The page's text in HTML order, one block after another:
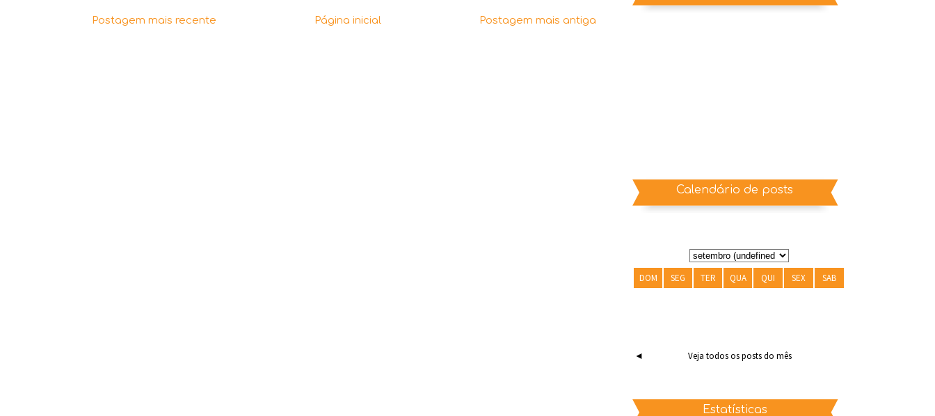
Postagem mais recente Postagem mais antiga
Página inicial
Calendário de posts
DOM SEG TER QUA QUI SEX SAB
◄ Veja todos os posts do mês
Estatísticas